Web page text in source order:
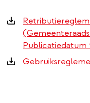
Downloads
Publicatiedatum